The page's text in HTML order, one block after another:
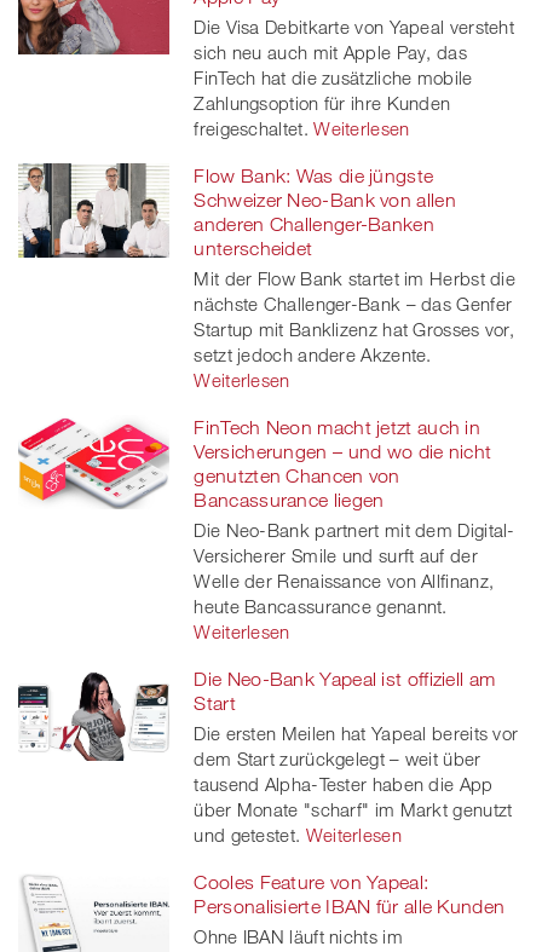
Die Visa Debitkarte von Yapeal versteht
sich neu auch mit Apple Pay, das
FinTech hat die zusätzliche mobile
Zahlungsoption für ihre Kunden
freigeschaltet. Weiterlesen
Flow Bank: Was die jüngste
Schweizer Neo-Bank von allen
anderen Challenger-Banken
unterscheidet
Mit der Flow Bank startet im Herbst die
nächste Challenger-Bank – das Genfer
Startup mit Banklizenz hat Grosses vor,
setzt jedoch andere Akzente.
Weiterlesen
FinTech Neon macht jetzt auch in
Versicherungen – und wo die nicht
genutzten Chancen von
Bancassurance liegen
Die Neo-Bank partnert mit dem Digital-
Versicherer Smile und surft auf der
Welle der Renaissance von Allfinanz,
heute Bancassurance genannt.
Weiterlesen
Die Neo-Bank Yapeal ist offiziell am
Start
Die ersten Meilen hat Yapeal bereits vor
dem Start zurückgelegt – weit über
tausend Alpha-Tester haben die App
über Monate "scharf" im Markt genutzt
und getestet. Weiterlesen
Cooles Feature von Yapeal:
Personalisierte IBAN für alle Kunden
Ohne IBAN läuft nichts im